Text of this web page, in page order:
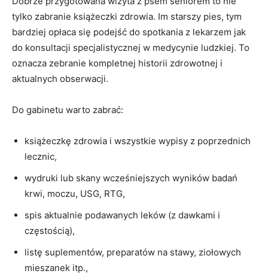
tylko zabranie książeczki zdrowia. Im starszy pies, tym
bardziej opłaca się podejść do spotkania z lekarzem jak
do konsultacji specjalistycznej w medycynie ludzkiej. To
oznacza zebranie kompletnej historii zdrowotnej i
aktualnych obserwacji.
Do gabinetu warto zabrać:
książeczkę zdrowia i wszystkie wypisy z poprzednich
lecznic,
wydruki lub skany wcześniejszych wyników badań
krwi, moczu, USG, RTG,
spis aktualnie podawanych leków (z dawkami i
częstością),
listę suplementów, preparatów na stawy, ziołowych
mieszanek itp.,